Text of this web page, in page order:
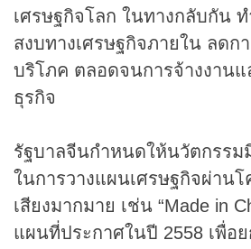
เศรษฐกิจโลก ในทางกลับกัน
สงบทางเศรษฐกิจภายใน ลดก
บริโภค ตลอดจนการจ้างงานแ
ธุรกิจ
รัฐบาลจีนกำหนดให้นวัตกรร
ในการวางแผนเศรษฐกิจผ่านโ
เสียงมากมาย เช่น “Made in
แผนที่ประกาศในปี 2558 เพื่อ